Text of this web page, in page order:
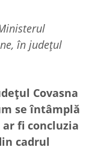
în județul
Covasna
se întâmplă
fi concluzia
cadrul